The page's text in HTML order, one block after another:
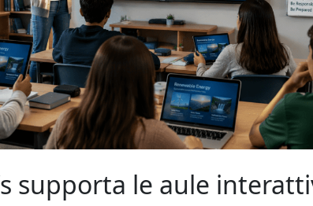
supporta le aule